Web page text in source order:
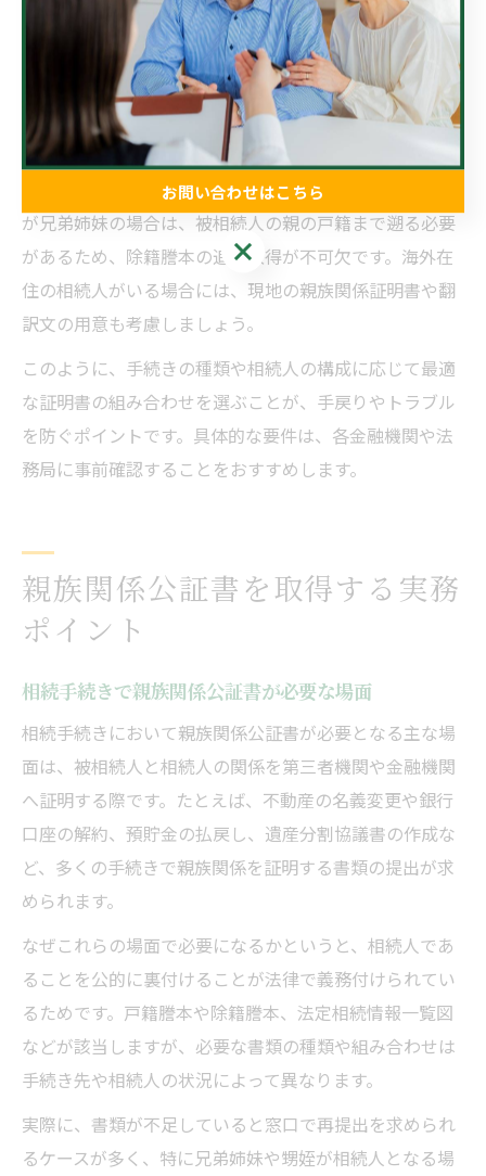
例えば、金融機関での預貯金の解約には、被相続人の出
生から死亡までの戸籍謄本一式、相続人全員の戸籍謄
本、住民票（除票）、法定相続情報一覧図のいずれかが
一般的に求められます。
不動産の相続登記の場合も、同様に戸籍謄本類一式と法
定相続情報一覧図の組み合わせが推奨されます。相続人
が兄弟姉妹の場合は、被相続人の親の戸籍まで遡る必要
があるため、除籍謄本の追加取得が不可欠です。海外在
住の相続人がいる場合には、現地の親族関係証明書や翻
訳文の用意も考慮しましょう。
このように、手続きの種類や相続人の構成に応じて最適
な証明書の組み合わせを選ぶことが、手戻りやトラブル
を防ぐポイントです。具体的な要件は、各金融機関や法
務局に事前確認することをおすすめします。
親族関係公証書を取得する実務
ポイント
相続手続きで親族関係公証書が必要な場面
相続手続きにおいて親族関係公証書が必要となる主な場
面は、被相続人と相続人の関係を第三者機関や金融機関
へ証明する際です。たとえば、不動産の名義変更や銀行
口座の解約、預貯金の払戻し、遺産分割協議書の作成な
ど、多くの手続きで親族関係を証明する書類の提出が求
められます。
なぜこれらの場面で必要になるかというと、相続人であ
ることを公的に裏付けることが法律で義務付けられてい
るためです。戸籍謄本や除籍謄本、法定相続情報一覧図
などが該当しますが、必要な書類の種類や組み合わせは
手続き先や相続人の状況によって異なります。
実際に、書類が不足していると窓口で再提出を求められ
るケースが多く、特に兄弟姉妹や甥姪が相続人となる場
お問い合わせはこちら
お問い合わせはこちら